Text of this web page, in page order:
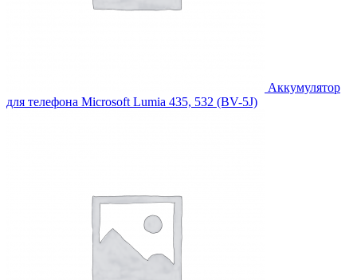
Аккумулятор
для телефона Microsoft Lumia 435, 532 (BV-5J)